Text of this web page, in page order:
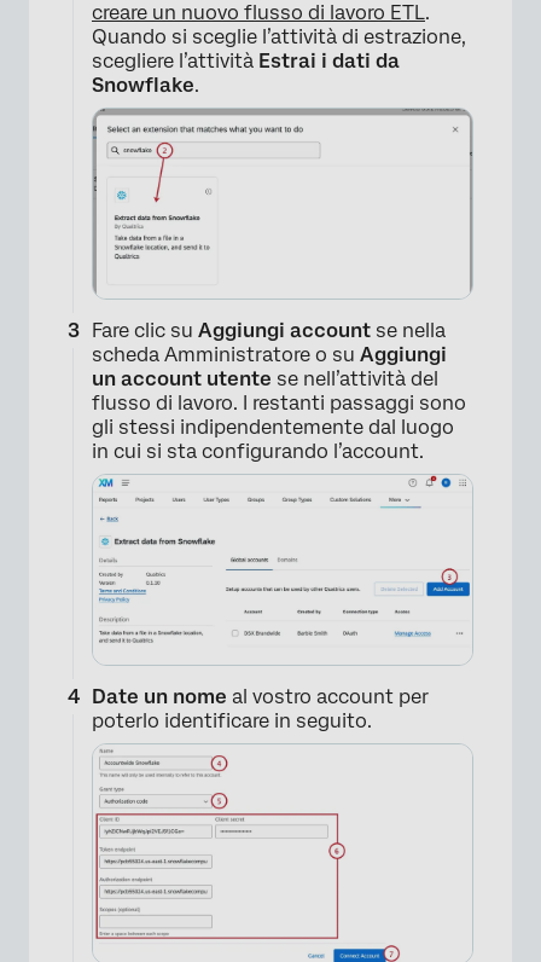
creare un nuovo flusso di lavoro ETL.
Quando si sceglie l’attività di estrazione,
scegliere l’attività Estrai i dati da
Snowflake.
Fare clic su Aggiungi account se nella
scheda Amministratore o su Aggiungi
un account utente se nell’attività del
flusso di lavoro. I restanti passaggi sono
gli stessi indipendentemente dal luogo
in cui si sta configurando l’account.
Date un nome al vostro account per
poterlo identificare in seguito.